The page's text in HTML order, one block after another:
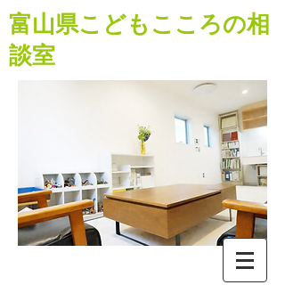
​富山県こどもこころの相
談室